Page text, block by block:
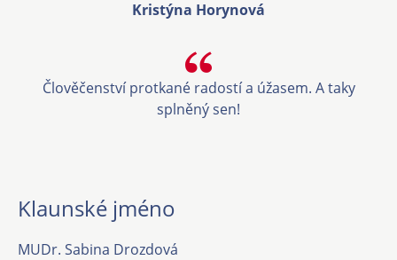
Kristýna Horynová
Člověčenství protkané radostí a úžasem. A taky
splněný sen!
Klaunské jméno
MUDr. Sabina Drozdová